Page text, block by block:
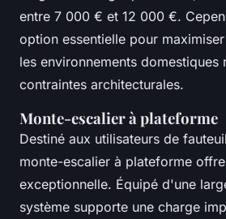
entre 7 000 € et 12 000 €.
option essentielle pour maximiser
les environnements domestiques
contraintes architecturales.
Monte-escalier à plateforme
Destiné aux utilisateurs de
monte-escalier à plateforme
exceptionnelle. Équipé d'une
système supporte une charge